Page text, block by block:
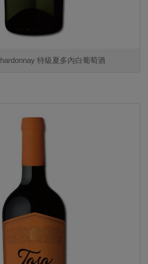
特級夏多內白葡萄酒